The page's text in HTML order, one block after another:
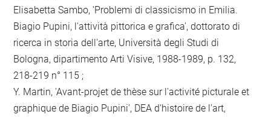
Elisabetta Sambo, 'Problemi di classicismo in Emilia.
Biagio Pupini, l'attività pittorica e grafica', dottorato di
ricerca in storia dell'arte, Università degli Studi di
Bologna, dipartimento Arti Visive, 1988-1989, p. 132,
218-219 n° 115 ;
Y. Martin, 'Avant-projet de thèse sur l'activité picturale et
graphique de Biagio Pupini', DEA d'histoire de l'art,